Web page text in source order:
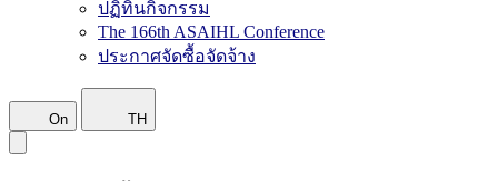
ปฏิทินกิจกรรม
The 166th ASAIHL Conference
ประกาศจัดซื้อจัดจ้าง
On TH